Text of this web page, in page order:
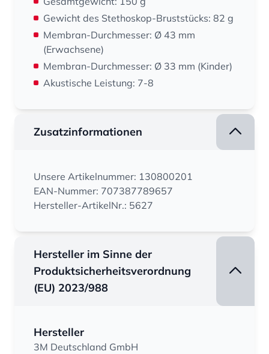
Gewicht des Stethoskop-Bruststücks: 82 g
Membran-Durchmesser: Ø 43 mm
(Erwachsene)
Membran-Durchmesser: Ø 33 mm (Kinder)
Akustische Leistung: 7-8
Zusatzinformationen
Unsere Artikelnummer: 130800201
EAN-Nummer: 707387789657
Hersteller-ArtikelNr.: 5627
Hersteller im Sinne der
Produktsicherheitsverordnung
(EU) 2023/988
Hersteller
3M Deutschland GmbH